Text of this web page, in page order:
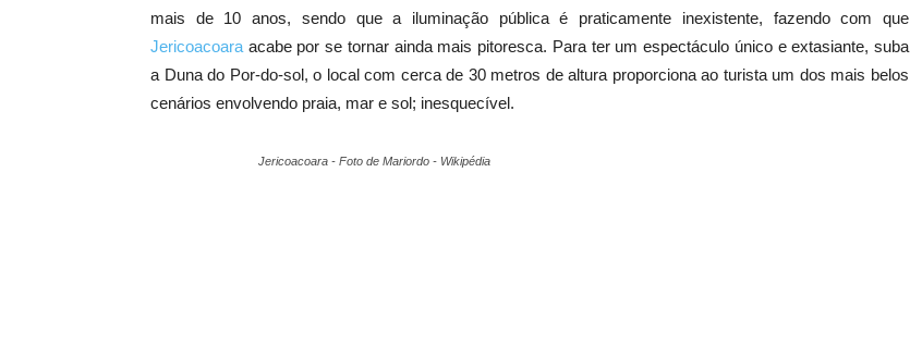
mais de 10 anos, sendo que a iluminação pública é praticamente inexistente, fazendo com que
Jericoacoara acabe por se tornar ainda mais pitoresca. Para ter um espectáculo único e extasiante, suba
a Duna do Por-do-sol, o local com cerca de 30 metros de altura proporciona ao turista um dos mais belos
cenários envolvendo praia, mar e sol; inesquecível.
Jericoacoara - Foto de Mariordo - Wikipédia